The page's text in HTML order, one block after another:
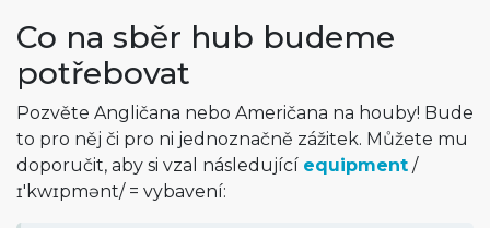
Co na sběr hub budeme
potřebovat
Pozvěte Angličana nebo Američana na houby! Bude
to pro něj či pro ni jednoznačně zážitek. Můžete mu
doporučit, aby si vzal následující equipment /
ɪ'kwɪpmənt/= vybavení: